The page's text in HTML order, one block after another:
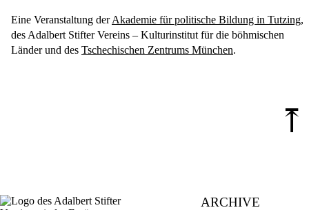
Eine Veranstaltung derAkademie für politische Bildung in Tutzing,
des Adalbert Stifter Vereins – Kulturinstitut für die böhmischen
Länder und des Tschechischen Zentrums München.
⤒
ARCHIVE